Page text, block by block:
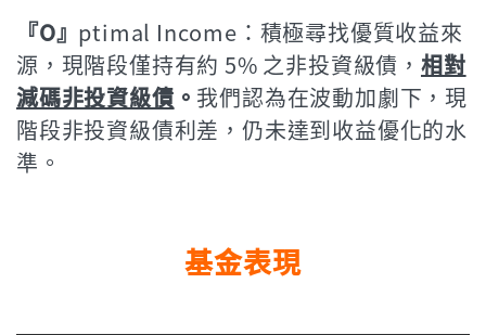
『O』 ptimal Income：積極尋找優質收益來
源，現階段僅持有約 5% 之非投資級債， 相對
減碼非投資級債 。 我們認為在波動加劇下，現
階段非投資級債利差，仍未達到收益優化的水
準。
基金表現